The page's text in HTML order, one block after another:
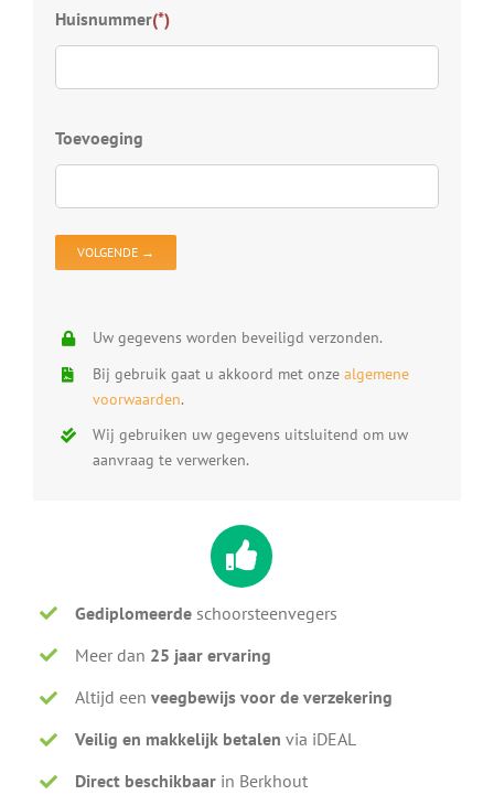
Huisnummer(*)
Toevoeging
Uw gegevens worden beveiligd verzonden.
Bij gebruik gaat u akkoord met onze algemene
voorwaarden.
Wij gebruiken uw gegevens uitsluitend om uw
aanvraag te verwerken.
Gediplomeerde schoorsteenvegers
Meer dan 25 jaar ervaring
Altijd eenveegbewijs voor de verzekering
Veilig en makkelijk betalen via iDEAL
Direct beschikbaar in Berkhout